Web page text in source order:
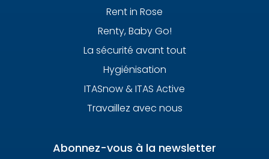
Rent in Rose
Renty, Baby Go!
La sécurité avant tout
Hygiénisation
ITASnow & ITAS Active
Travaillez avec nous
Abonnez-vous à la newsletter